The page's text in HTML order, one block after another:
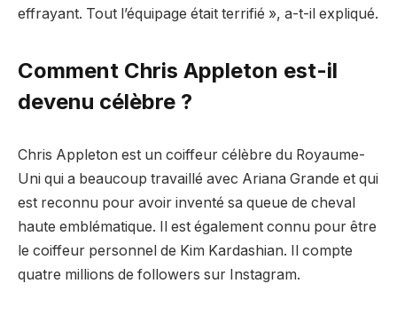
effrayant. Tout l’équipage était terrifié », a-t-il expliqué.
Comment Chris Appleton est-il
devenu célèbre ?
Chris Appleton est un coiffeur célèbre du Royaume-
Uni qui a beaucoup travaillé avec Ariana Grande et qui
est reconnu pour avoir inventé sa queue de cheval
haute emblématique. Il est également connu pour être
le coiffeur personnel de Kim Kardashian. Il compte
quatre millions de followers sur Instagram.